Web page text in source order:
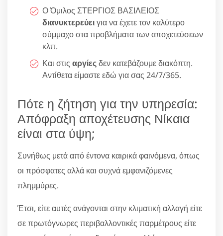
Ο Όμιλος ΣΤΕΡΓΙΟΣ ΒΑΣΙΛΕΙΟΣ
διανυκτερεύειγια να έχετε τον καλύτερο
σύμμαχο στα προβλήματα των αποχετεύσεων
κλπ.
Και στις αργίεςδεν κατεβάζουμε διακόπτη.
Αντίθετα είμαστε εδώ για σας 24/7/365.
Πότε η ζήτηση για την υπηρεσία:
Απόφραξη αποχέτευσης Νίκαια
είναι στα ύψη;
Συνήθως μετά από έντονα καιρικά φαινόμενα, όπως
οι πρόσφατες αλλά και συχνά εμφανιζόμενες
πλημμύρες.
Έτσι, είτε αυτές ανάγονται στην κλιματική αλλαγή είτε
σε πρωτόγνωρες περιβαλλοντικές παρμέτρους είτε